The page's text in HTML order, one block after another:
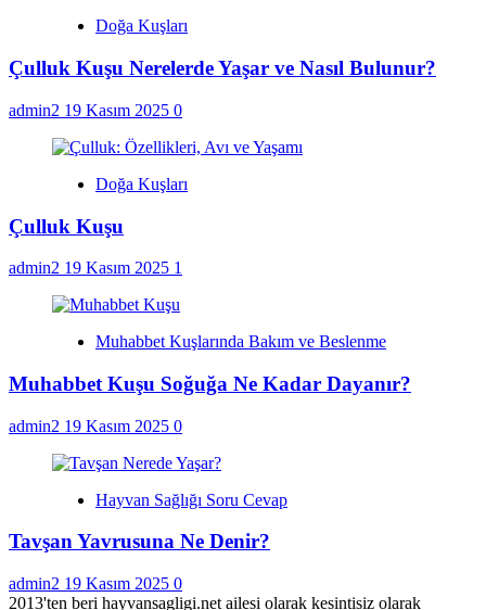
Doğa Kuşları
Çulluk Kuşu Nerelerde Yaşar ve Nasıl Bulunur?
admin2 19 Kasım 2025 0
Doğa Kuşları
Çulluk Kuşu
admin2 19 Kasım 2025 1
Muhabbet Kuşlarında Bakım ve Beslenme
Muhabbet Kuşu Soğuğa Ne Kadar Dayanır?
admin2 19 Kasım 2025 0
Hayvan Sağlığı Soru Cevap
Tavşan Yavrusuna Ne Denir?
admin2 19 Kasım 2025 0
2013'ten beri hayvansagligi.net ailesi olarak kesintisiz olarak